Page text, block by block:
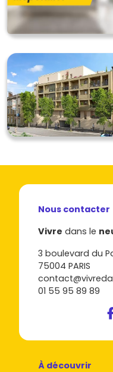
Nous contacter
Vivre dans le
3 boulevard du
75004 PARIS
01 55 95 89 89
À découvrir